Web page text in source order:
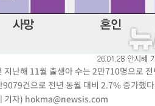
난해 11월 출생아 수는 2만710명으로
건으로 전년 동월 대비 2.7% 증가했
기자) hokma@newsis.com